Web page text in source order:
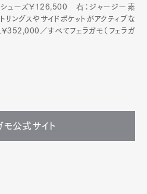
ューズ¥126,500 右：ジャージー素
リングスやサイドポケットがアクティブな
¥352,000／すべてフェラガモ（フェラガ
モ公式サイト